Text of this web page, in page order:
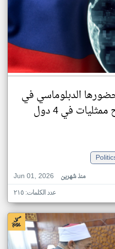
الدبلوماسي في
إفريقيا بافتتاح ممثليات في 4 دول
Jun 01, 2026
منذ شهرين
عدد الكلمات: ٢١٥